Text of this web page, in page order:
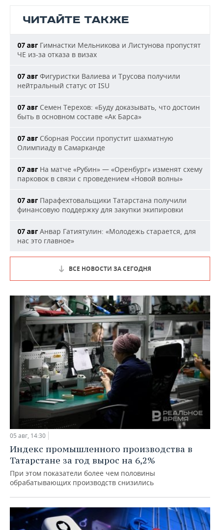
ЧИТАЙТЕ ТАКЖЕ
07 авг Гимнастки Мельникова и Листунова пропустят
ЧЕ из-за отказа в визах
07 авг Фигуристки Валиева и Трусова получили
нейтральный статус от ISU
07 авг Семен Терехов: «Буду доказывать, что достоин
быть в основном составе «Ак Барса»
07 авг Сборная России пропустит шахматную
Олимпиаду в Самарканде
07 авг На матче «Рубин» — «Оренбург» изменят схему
парковок в связи с проведением «Новой волны»
07 авг Парафехтовальщики Татарстана получили
финансовую поддержку для закупки экипировки
07 авг Анвар Гатиятулин: «Молодежь старается, для
нас это главное»
ВСЕ НОВОСТИ ЗА СЕГОДНЯ
05 авг, 14:30
Индекс промышленного производства в
Татарстане за год вырос на 6,2%
При этом показатели более чем половины
обрабатывающих производств снизились